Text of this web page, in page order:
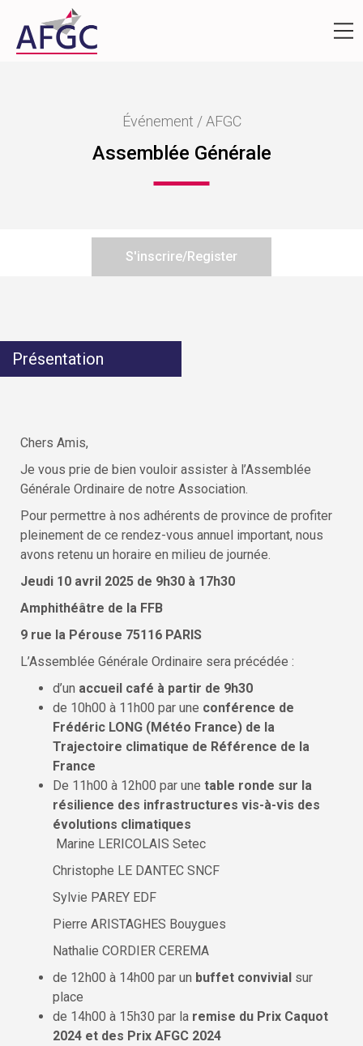
Événement / AFGC
Assemblée Générale
S'inscrire/Register
Présentation
Chers Amis,
Je vous prie de bien vouloir assister à l’Assemblée
Générale Ordinaire de notre Association.
Pour permettre à nos adhérents de province de profiter
pleinement de ce rendez-vous annuel important, nous
avons retenu un horaire en milieu de journée.
Jeudi 10 avril 2025 de 9h30 à 17h30
Amphithéâtre de la FFB
9 rue la Pérouse 75116 PARIS
L’Assemblée Générale Ordinaire sera précédée :
d’un accueil café à partir de 9h30
de 10h00 à 11h00 par une conférence de
Frédéric LONG (Météo France) de la
Trajectoire climatique de Référence de la
France
De 11h00 à 12h00 par une table ronde sur la
résilience des infrastructures vis-à-vis des
évolutions climatiques
Marine LERICOLAIS Setec
Christophe LE DANTEC SNCF
Sylvie PAREY EDF
Pierre ARISTAGHES Bouygues
Nathalie CORDIER CEREMA
de 12h00 à 14h00 par un buffet convivial sur
place
de 14h00 à 15h30 par la remise du Prix Caquot
2024 et des Prix AFGC 2024